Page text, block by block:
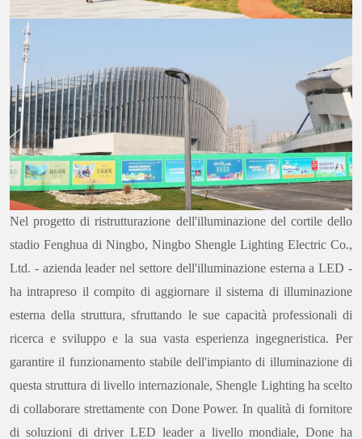
Nel progetto di ristrutturazione dell'illuminazione del cortile dello
stadio Fenghua di Ningbo, Ningbo Shengle Lighting Electric Co.,
Ltd. - azienda leader nel settore dell'illuminazione esterna a LED -
ha intrapreso il compito di aggiornare il sistema di illuminazione
esterna della struttura, sfruttando le sue capacità professionali di
ricerca e sviluppo e la sua vasta esperienza ingegneristica. Per
garantire il funzionamento stabile dell'impianto di illuminazione di
questa struttura di livello internazionale, Shengle Lighting ha scelto
di collaborare strettamente con Done Power. In qualità di fornitore
di soluzioni di driver LED leader a livello mondiale, Done ha